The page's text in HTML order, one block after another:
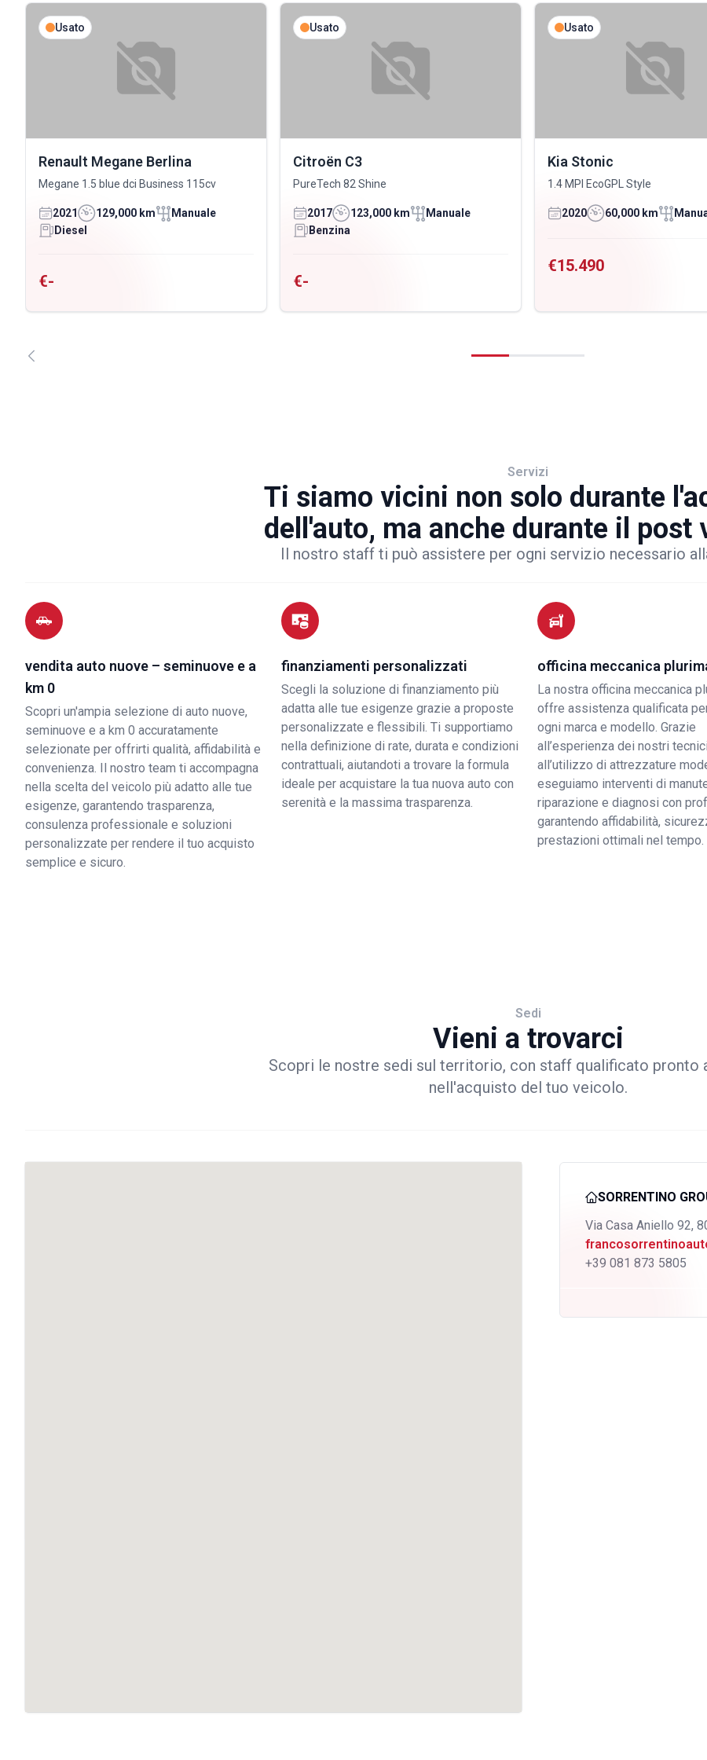
Usato
Renault Megane Berlina
Megane 1.5 blue dci Business 115cv
2021 129,000 km
Manuale
Diesel
€-
Usato
Citroën C3
PureTech 82 Shine
2017 123,000 km
Manuale
Benzina
€-
Usato
Kia Stonic
1.4 MPI EcoGPL Style
2020 60,000 km
€15.490
Servizi
Ti siamo vicini non solo durante
dell'auto, ma anche durante il post
Il nostro staff ti può assistere per ogni servizio necessario
vendita auto nuove – seminuove e a
km 0
Scopri un'ampia selezione di auto nuove,
seminuove e a km 0 accuratamente
selezionate per offrirti qualità, affidabilità e
convenienza. Il nostro team ti accompagna
nella scelta del veicolo più adatto alle tue
esigenze, garantendo trasparenza,
consulenza professionale e soluzioni
personalizzate per rendere il tuo acquisto
semplice e sicuro.
finanziamenti personalizzati
Scegli la soluzione di finanziamento più
adatta alle tue esigenze grazie a proposte
personalizzate e flessibili. Ti supportiamo
nella definizione di rate, durata e condizioni
contrattuali, aiutandoti a trovare la formula
ideale per acquistare la tua nuova auto con
serenità e la massima trasparenza.
officina meccanica
La nostra officina meccanica
offre assistenza qualificata
ogni marca e modello. Grazie
all’esperienza dei nostri
all’utilizzo di attrezzature
eseguiamo interventi di
riparazione e diagnosi con
garantendo affidabilità,
prestazioni ottimali nel tempo.
Sedi
Vieni a trovarci
Scopri le nostre sedi sul territorio, con staff qualificato pronto
nell'acquisto del tuo veicolo.
SORRENTINO
Via Casa Aniello 92,
+39 081 873 5805